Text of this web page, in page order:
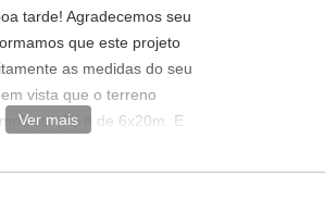
tarde! Agradecemos seu
que este projeto
as medidas do seu
vista que o terreno
é de 6x20m. E
da Obra e as medidas
Ver mais